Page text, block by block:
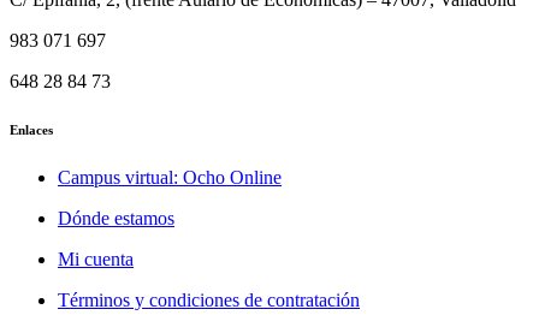
983 071 697
648 28 84 73
Enlaces
Campus virtual: Ocho Online
Dónde estamos
Mi cuenta
Términos y condiciones de contratación